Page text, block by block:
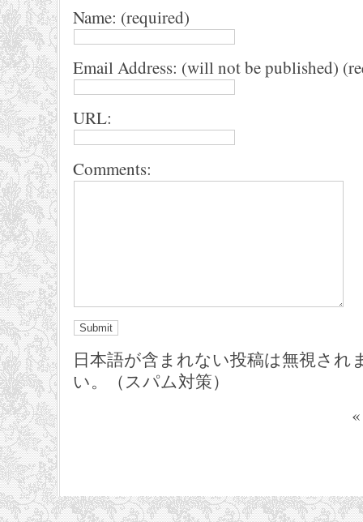
Name: (required)
Email Address: (will not be published)
URL:
Comments:
日本語が含まれない投稿は無視され
い。（スパム対策）